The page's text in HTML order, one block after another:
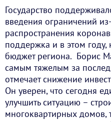
Государство
введения ограничений
распространения
поддержка и в этом
бюджет региона. Борис
самым тяжелым за
отмечает снижение
Он уверен, что сегодня
улучшить ситуацию –
многоквартирных домов,